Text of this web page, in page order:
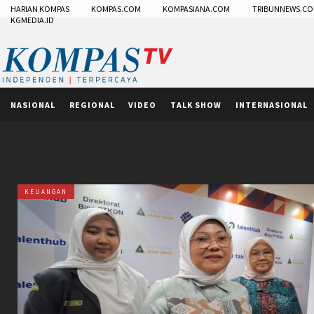
HARIAN KOMPAS KOMPAS.COM KOMPASIANA.COM
KGMEDIA.ID
NASIONAL REGIONAL VIDEO TALK SHOW INTERNASIONAL
KEUANGAN